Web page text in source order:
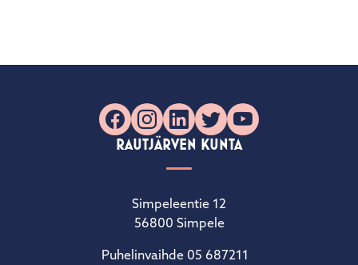
Facebook
Instagram
LinkedIn
X YouTube
RAUTJÄRVEN KUNTA
Simpeleentie 12
56800 Simpele
Puhelinvaihde 05 687211